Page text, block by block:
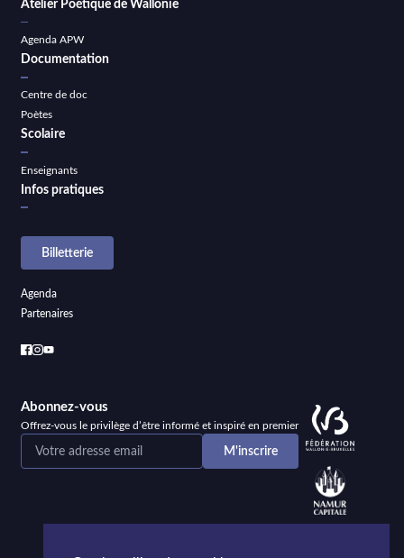
Atelier Poétique de Wallonie
Agenda APW
Documentation
Centre de doc
Poètes
Scolaire
Enseignants
Infos pratiques
Billetterie
Agenda
Partenaires
Abonnez-vous
Offrez-vous le privilège d’être informé et inspiré en premier